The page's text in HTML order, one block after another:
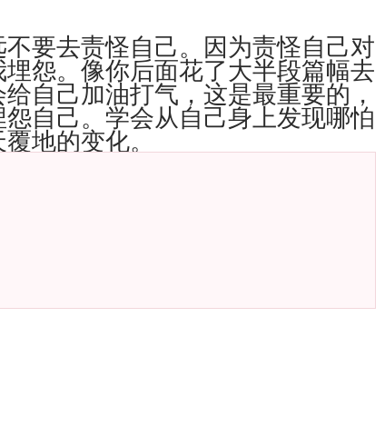
要去责怪自己。因为责怪自己对
怨。像你后面花了大半段篇幅去
自己加油打气，这是最重要的，
自己。学会从自己身上发现哪怕
地的变化。